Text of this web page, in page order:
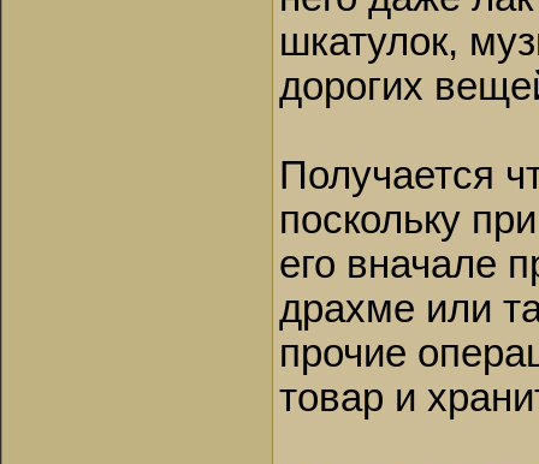
шкатулок,
дорогих
Получается
поскольку
его вначале
драхме или
прочие
товар и